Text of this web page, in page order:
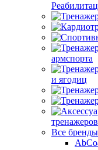
армспорта
и ягодиц
тренажеров
Все бренды